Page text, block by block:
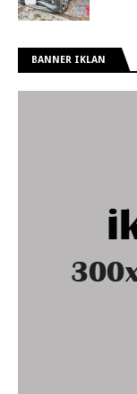
BANNER IKLAN